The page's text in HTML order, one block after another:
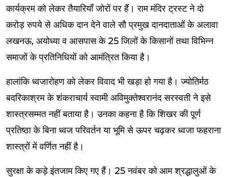
कार्यक्रम को लेकर तैयारियाँ जोरों पर हैं। राम मंदिर ट्रस्ट ने दो
करोड़ रुपये से अधिक दान देने वाले सौ प्रमुख दानदाताओं के अलावा
लखनऊ, अयोध्या व आसपास के 25 जिलों के किसानों तथा विभिन्न
समाजों के प्रतिनिधियों को आमंत्रित किया है।
हालांकि ध्वजारोहण को लेकर विवाद भी खड़ा हो गया है। ज्योतिर्मठ
बदरिकाश्रम के शंकराचार्य स्वामी अविमुक्तेश्वरानंद सरस्वती ने इसे
शास्त्रसम्मत नहीं बताया है। उनका कहना है कि शिखर की पूर्ण
प्रतिष्ठा के बिना ध्वज परिवर्तन या भूमि से ऊपर चढ़कर ध्वजा फहराना
शास्त्रों में वर्णित नहीं है।
सुरक्षा के कड़े इंतजाम किए गए हैं। 25 नवंबर को आम श्रद्धालुओं के